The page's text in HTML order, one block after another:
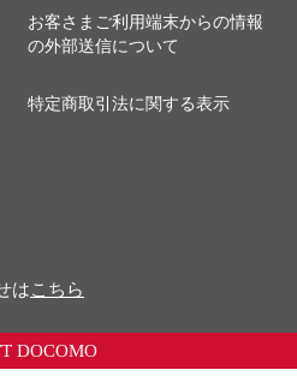
お客さまご利用端末からの情報
の外部送信について
特定商取引法に関する表示
はこちら
DOCOMO